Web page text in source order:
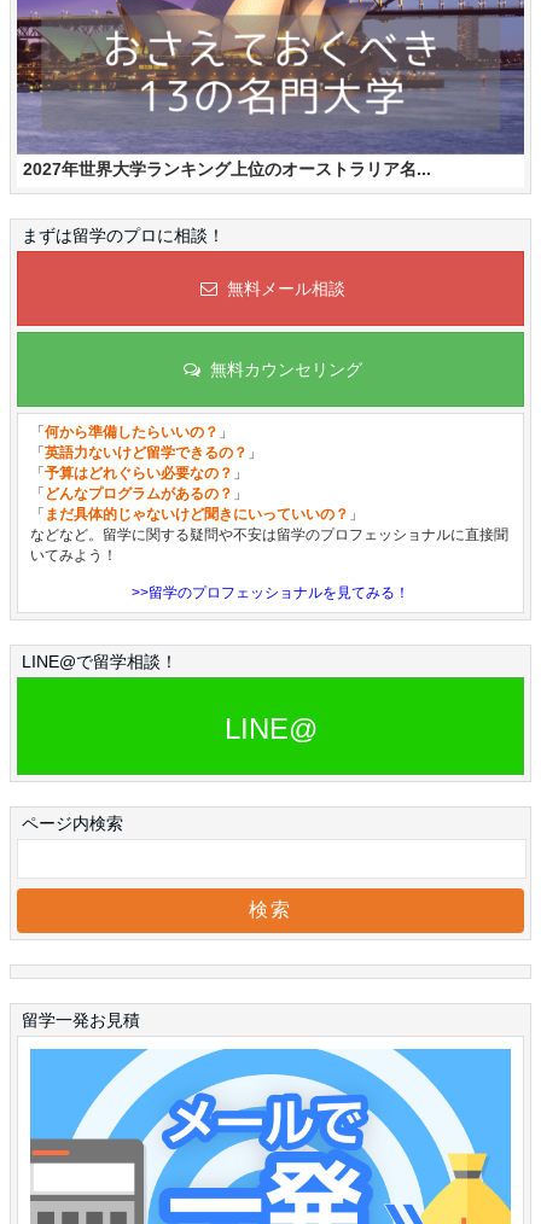
2027年世界大学ランキング上位のオーストラリア名...
まずは留学のプロに相談！
無料メール相談
無料カウンセリング
「 何から準備したらいいの？ 」
「 英語力ないけど留学できるの？ 」
「 予算はどれぐらい必要なの？ 」
「 どんなプログラムがあるの？ 」
「 まだ具体的じゃないけど聞きにいっていいの？ 」
などなど。留学に関する疑問や不安は留学のプロフェッショナルに直接聞
いてみよう！
>>留学のプロフェッショナルを見てみる！
LINE@で留学相談！
LINE@
ページ内検索
留学一発お見積